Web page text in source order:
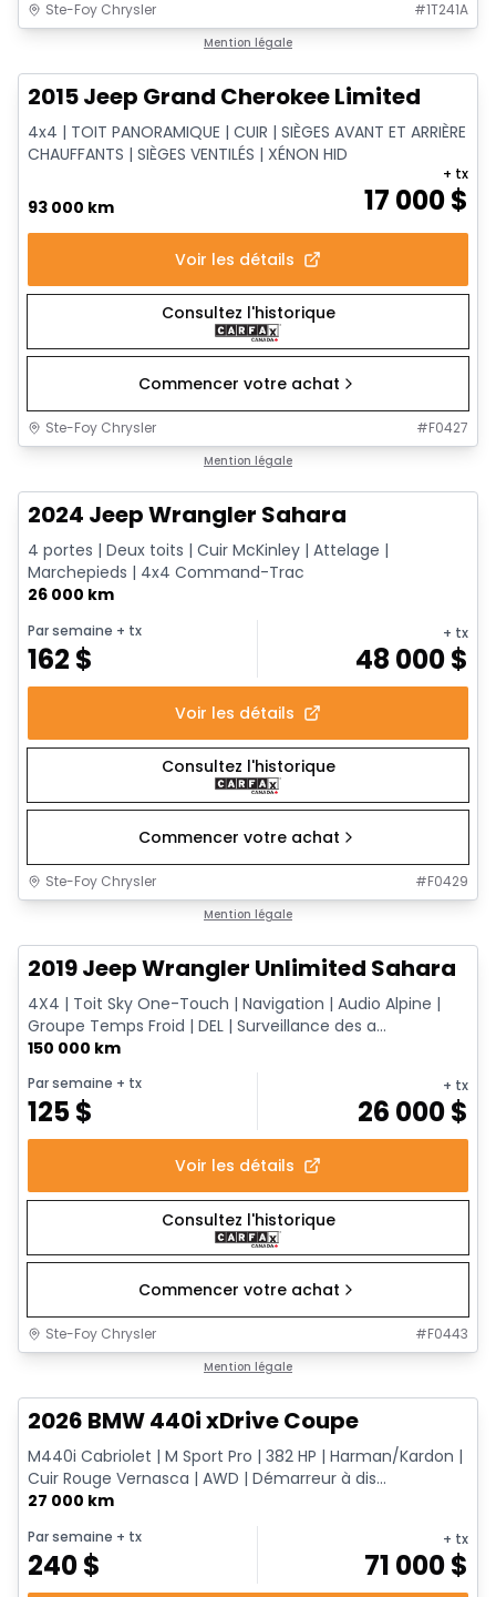
Ste-Foy Chrysler #1T241A
Mention légale
2015 Jeep Grand Cherokee Limited
4x4 | TOIT PANORAMIQUE | CUIR | SIÈGES AVANT ET ARRIÈRE
CHAUFFANTS | SIÈGES VENTILÉS | XÉNON HID
93 000 km 17 000$
+ tx
Voir les détails
Consultez l'historique
Commencer votre achat
Ste-Foy Chrysler #F0427
Mention légale
2024 Jeep Wrangler Sahara
4 portes | Deux toits | Cuir McKinley | Attelage |
Marchepieds | 4x4 Command-Trac
26 000 km
Par semaine + tx
162 $
+ tx
48 000$
Voir les détails
Consultez l'historique
Commencer votre achat
Ste-Foy Chrysler #F0429
Mention légale
2019 Jeep Wrangler Unlimited Sahara
4X4 | Toit Sky One-Touch | Navigation | Audio Alpine |
Groupe Temps Froid | DEL | Surveillance des a...
150 000 km
Par semaine + tx
125$
+ tx
26 000$
Voir les détails
Consultez l'historique
Commencer votre achat
Ste-Foy Chrysler #F0443
Mention légale
2026 BMW 440i xDrive Coupe
M440i Cabriolet | M Sport Pro | 382 HP | Harman/Kardon |
Cuir Rouge Vernasca | AWD | Démarreur à dis...
27 000 km
Par semaine + tx
240$
+ tx
71 000$